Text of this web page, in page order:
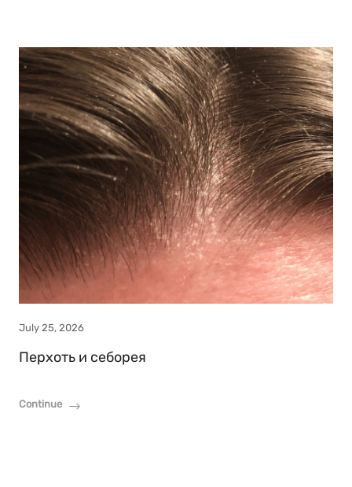
July 25, 2026
Перхоть и себорея
Continue